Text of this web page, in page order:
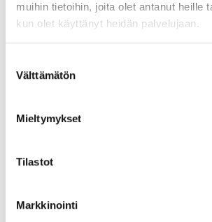
muihin tietoihin, joita olet antanut heille
kun olet käyttänyt heidän palvelujaan.
valinta
Välttämätön
Mieltymykset
Tilastot
Markkinointi
17.12.2024 KRIISIT
Päivitetty 24.10.2025:
sodan vaikutukset
Olemme koonneet pakotteisiin
tietolähteitä ja toimintaohjeita